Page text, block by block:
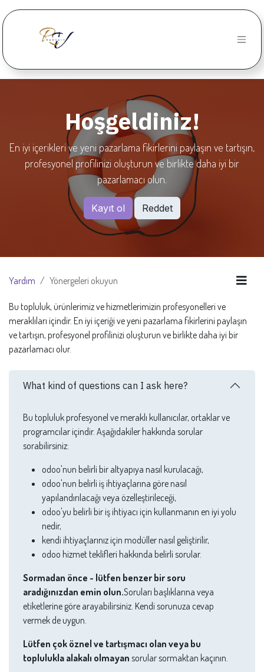
İçereği Atla
Hoşgeldiniz!
En iyi içerikleri ve yeni pazarlama fikirlerini paylaşın ve tartışın,
profesyonel profilinizi oluşturun ve birlikte daha iyi bir
pazarlamacı olun.
Kayıt ol Reddet
Yardım Yönergeleri okuyun
Bu topluluk, ürünlerimiz ve hizmetlerimizin profesyonelleri ve
meraklıları içindir. En iyi içeriği ve yeni pazarlama fikirlerini paylaşın
ve tartışın, profesyonel profilinizi oluşturun ve birlikte daha iyi bir
pazarlamacı olur.
What kind of questions can I ask here?
Bu topluluk profesyonel ve meraklı kullanıcılar, ortaklar ve
programcılar içindir. Aşağıdakiler hakkında sorular
sorabilirsiniz:
odoo'nun belirli bir altyapıya nasıl kurulacağı,
odoo'nun belirli iş ihtiyaçlarına göre nasıl
yapılandırılacağı veya özelleştirileceği,
odoo'yu belirli bir iş ihtiyacı için kullanmanın en iyi yolu
nedir,
kendi ihtiyaçlarınız için modüller nasıl geliştirilir,
odoo hizmet teklifleri hakkında belirli sorular.
Sormadan önce - lütfen benzer bir soru
aradığınızdan emin olun.Soruları başlıklarına veya
etiketlerine göre arayabilirsiniz. Kendi sorunuza cevap
vermek de uygun.
Lütfen çok öznel ve tartışmacı olan veya bu
toplulukla alakalı olmayan sorular sormaktan kaçının.